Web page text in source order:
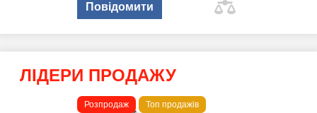
Повідомити
ЛІДЕРИ ПРОДАЖУ
Розпродаж Топ продажів